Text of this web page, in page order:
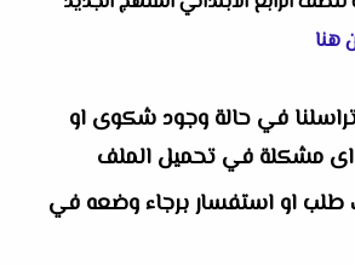
هنا
في حالة وجود شكوى او
اى مشكلة في تحميل الملف
طلب او استفسار برجاء وضعه في